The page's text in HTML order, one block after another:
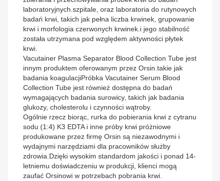
laboratoryjnych.szpitale, oraz laboratoria do rutynowych
badań krwi, takich jak pełna liczba krwinek, grupowanie
krwi i morfologia czerwonych krwinek.i jego stabilność
została utrzymana pod względem aktywności płytek
krwi.
Vacutainer Plasma Separator Blood Collection Tube jest
innym produktem oferowanym przez Orsin.takie jak
badania koagulacjiPróbka Vacutainer Serum Blood
Collection Tube jest również dostępna do badań
wymagających badania surowicy, takich jak badania
glukozy, cholesterolu i czynności wątroby.
Ogólnie rzecz biorąc, rurka do pobierania krwi z cytranu
sodu (1:4) K3 EDTA i inne próby krwi próżniowe
produkowane przez firmę Orsin są niezawodnymi i
wydajnymi narzędziami dla pracowników służby
zdrowia.Dzięki wysokim standardom jakości i ponad 14-
letniemu doświadczeniu w produkcji, klienci mogą
zaufać Orsinowi w potrzebach pobrania krwi.